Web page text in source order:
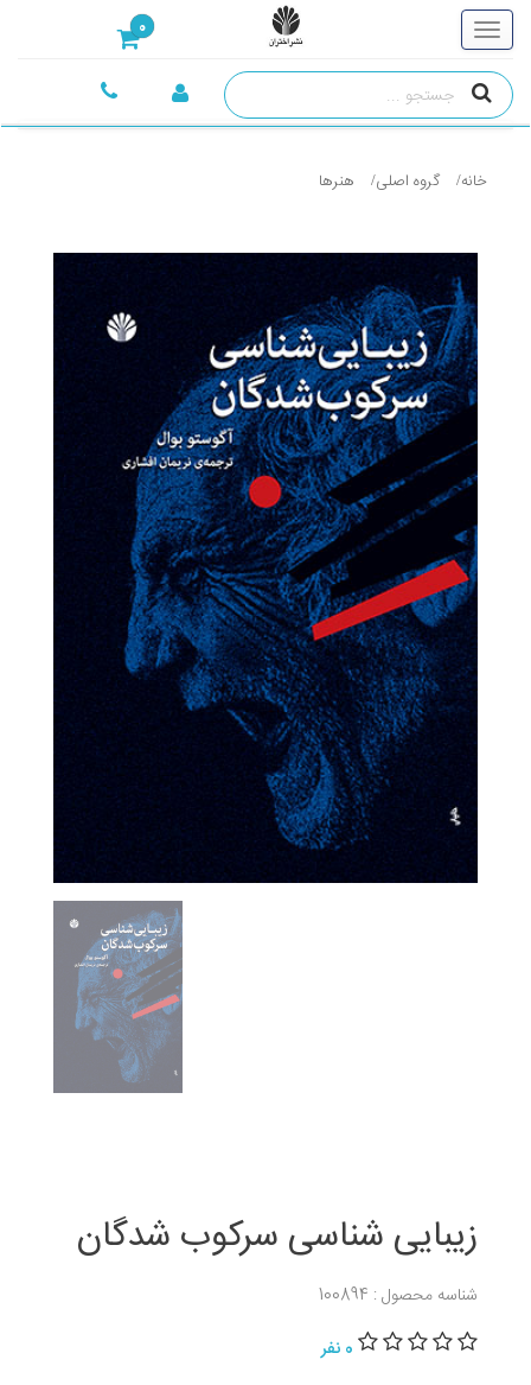
0
خانه گروه اصلی هنرها
زیبایی شناسی سرکوب شدگان
شناسه محصول : 100894
0 نفر